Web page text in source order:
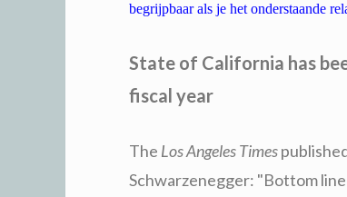
begrijpbaar als je het onderstaande
State of California has
fiscal year
The Los Angeles Times
Schwarzenegger: "Bottom